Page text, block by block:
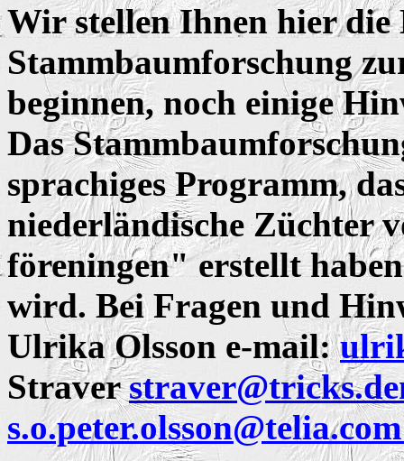
Wir stellen Ihnen hier
Stammbaumforschung
beginnen, noch einige
Das
sprachiges Programm,
niederländische Züchter
föreningen" erstellt
wird. Bei Fragen und
Ulrika Olsson e-mail:
Straver